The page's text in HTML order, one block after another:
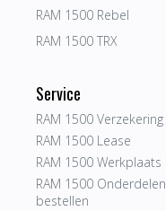
RAM 1500 Rebel
RAM 1500 TRX
Service
RAM 1500 Verzekering
RAM 1500 Lease
RAM 1500 Werkplaats
RAM 1500 Onderdelen
bestellen